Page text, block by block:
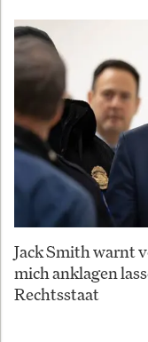
Jack Smith warnt
mich anklagen
Rechtsstaat